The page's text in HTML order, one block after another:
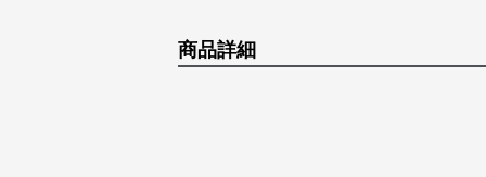
商品詳細